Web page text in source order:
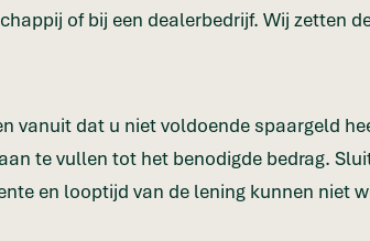
of bij een dealerbedrijf. Wij zetten
vanuit dat u niet voldoende spaargeld
te vullen tot het benodigde bedrag.
en looptijd van de lening kunnen niet